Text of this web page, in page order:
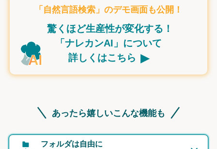
「自然言語検索」のデモ画面も公開！
驚くほど生産性が変化する！
「ナレカンAI」について
詳しくはこちら ▸
あったら嬉しいこんな機能も
フォルダは自由に